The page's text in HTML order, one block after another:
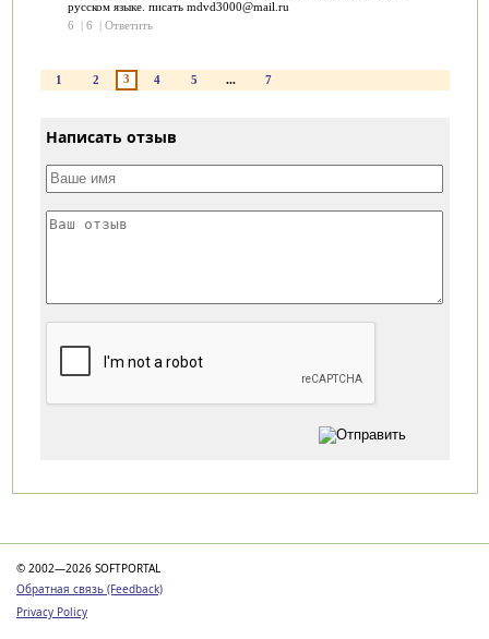
русском языке. писать mdvd3000@mail.ru
6
| 6 | Ответить
1 2 3 4 5 ... 7
Написать отзыв
© 2002—2026 SOFTPORTAL
Обратная связь (Feedback)
Privacy Policy